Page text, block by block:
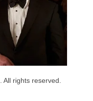
All rights reserved.